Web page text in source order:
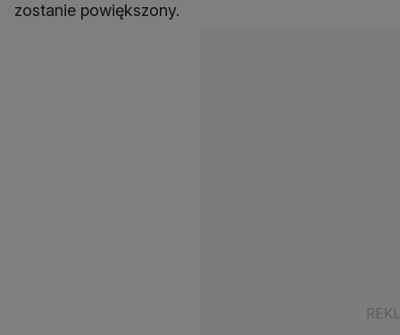
zostanie powiększony.